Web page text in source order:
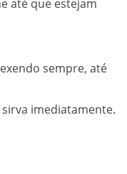
até que estejam
sempre, até
imediatamente.